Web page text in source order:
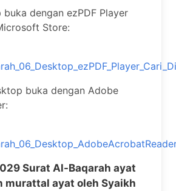
dengan ezPDF Player
Store:
buka dengan Adobe
Surat Al-Baqarah ayat
murattal ayat oleh Syaikh